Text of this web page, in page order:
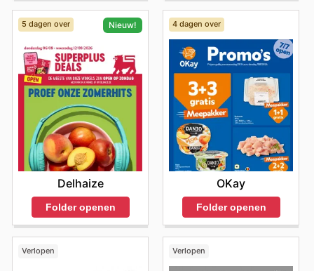
bijdraagt aan aanzienlijke besparingen. Nodig hen uit
om de meest recente online aanbiedingen te ontdekken
en op de hoogte te blijven van nieuwe producten en
tijdelijke kortingen.
Bezoek de website van ALDI vandaag nog om de beste
merken te ontdekken en direct te beginnen met
besparen.
5 dagen over Nieuw!
Delhaize
Folder openen
4 dagen over
OKay
Folder openen
Verlopen Verlopen